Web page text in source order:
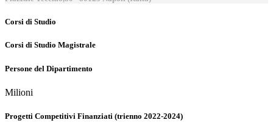
Corsi di Studio
Corsi di Studio Magistrale
Persone del Dipartimento
Milioni
Progetti Competitivi Finanziati (trienno 2022-2024)